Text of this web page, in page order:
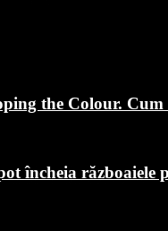
the Colour.
încheia războaiele